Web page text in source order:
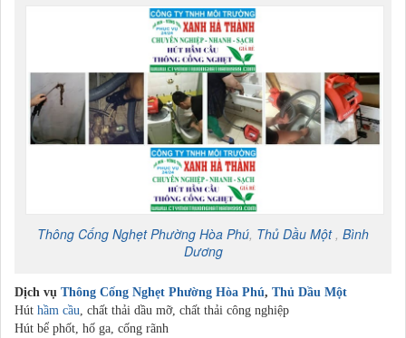
Thông Cống Nghẹt Phường Hòa Phú, Thủ Dầu Một, Bình
Dương
Dịch vụ Thông Cống Nghẹt Phường Hòa Phú, Thủ Dầu Một
Hút hầm cầu , chất thải dầu mỡ, chất thải công nghiệp
Hút bể phốt, hố ga, cống rãnh